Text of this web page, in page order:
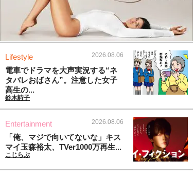
Lifestyle 2026.08.06
電車でドラマを大声実況する“ネ
タバレおばさん”。注意した女子
高生の...
鈴木詩子
Entertainment 2026.08.06
「俺、マジで向いてないな」キス
マイ玉森裕太、TVer1000万再生...
こじらぶ